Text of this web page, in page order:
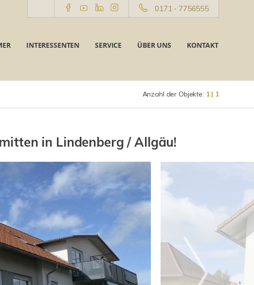
0171 - 7756555
INTERESSENTEN SERVICE ÜBER UNS KONTAKT
Anzahl der Objekte: 1 | 1
in Lindenberg / Allgäu!